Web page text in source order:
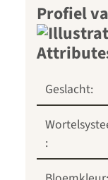
Profiel
Geslacht:
: